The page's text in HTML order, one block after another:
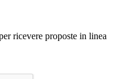
ricevere proposte in linea